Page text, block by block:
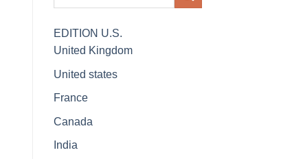
EDITION U.S.
United Kingdom
United states
France
Canada
India